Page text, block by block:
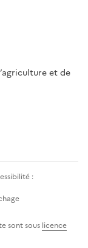
et de
:
sont sous licence